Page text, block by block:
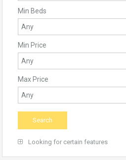
Min Beds
Min Price
Max Price
Looking for certain features